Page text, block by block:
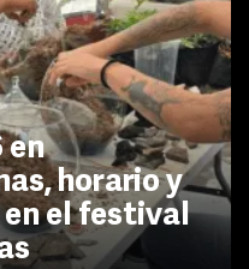
en
horario y
el festival